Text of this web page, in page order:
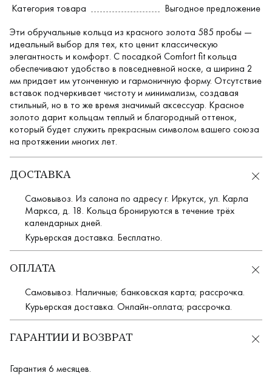
Категория товара
Выгодное предложение
Эти обручальные кольца из красного золота 585 пробы —
идеальный выбор для тех, кто ценит классическую
элегантность и комфорт. С посадкой Comfort fit кольца
обеспечивают удобство в повседневной носке, а ширина 2
мм придает им утонченную и гармоничную форму. Отсутствие
вставок подчеркивает чистоту и минимализм, создавая
стильный, но в то же время значимый аксессуар. Красное
золото дарит кольцам теплый и благородный оттенок,
который будет служить прекрасным символом вашего союза
на протяжении многих лет.
ДОСТАВКА
Самовывоз. Из салона по адресу г. Иркутск, ул. Карла
Маркса, д. 18. Кольца бронируются в течение трёх
календарных дней.
Курьерская доставка. Бесплатно.
ОПЛАТА
Самовывоз. Наличные; банковская карта; рассрочка.
Курьерская доставка. Онлайн-оплата; рассрочка.
ГАРАНТИИ И ВОЗВРАТ
Гарантия 6 месяцев.